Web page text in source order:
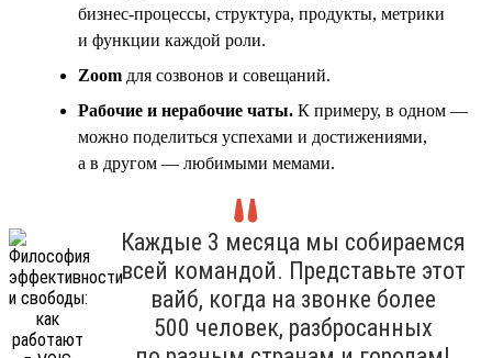
бизнес-процессы, структура, продукты, метрики
и функции каждой роли.
Zoom для созвонов и совещаний.
Рабочие и нерабочие чаты. К примеру, в одном —
можно поделиться успехами и достижениями,
а в другом — любимыми мемами.
Каждые 3 месяца мы собираемся
всей командой. Представьте этот
вайб, когда на звонке более
500 человек, разбросанных